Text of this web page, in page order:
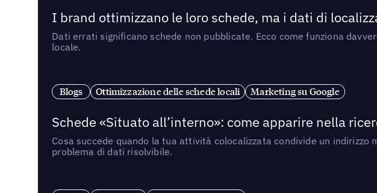
I brand ottimizzano le loro schede, ma i dati di
Dati errati significano schede non pubblicate. Ecco come funziona
locale.
Blogs Ottimizzazione delle schede locali Marketing su Google
Schede «Situato all’interno»: come apparire nella
Cosa succede quando la tua attività colocalizzata condivide un
problema di dati risolvibile.